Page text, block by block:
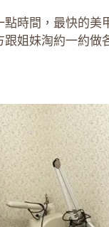
時間，最快的
姐妹淘約一約